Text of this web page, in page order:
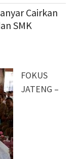
Cairkan
SMK
FOKUS
JATENG –